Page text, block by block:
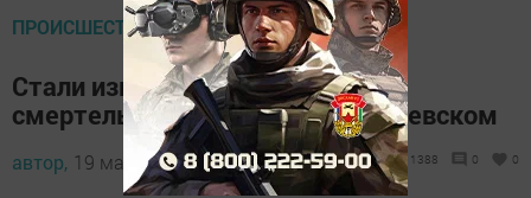
ПРОИСШЕСТВИЯ
Стали известны подробности
смертельного ДТП под Альметьевском
автор, 19 марта 2017 - 15:46 1388 0 0